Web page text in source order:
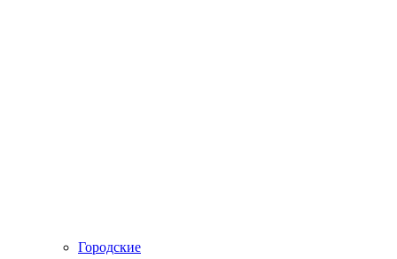
Городские